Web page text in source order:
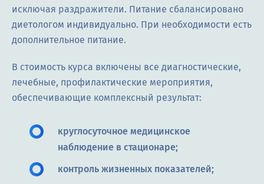
исключая раздражители. Питание сбалансировано
диетологом индивидуально. При необходимости есть
дополнительное питание.
В стоимость курса включены все диагностические,
лечебные, профилактические мероприятия,
обеспечивающие комплексный результат:
круглосуточное медицинское
наблюдение в стационаре;
контроль жизненных показателей;